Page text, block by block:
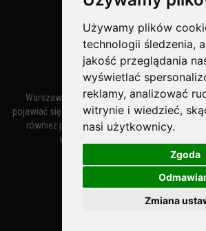
Używamy plików
technologii śledzenia,
jakość przeglądania
wyświetlać
reklamy, analizować
witrynie i wiedzieć,
nasi użytkownicy.
Zgoda
Zmiana
Bezpieczne Płatności
Warszawa – miasto stołeczne Warszawa.
pojawiać się w dokumentach w XIV wieku jako
również jako Warszowa. Zmiana nazwy na
wynikała z mazowieckiej wymowy